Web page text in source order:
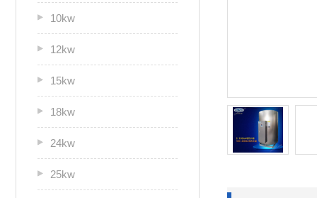
10kw
12kw
15kw
18kw
24kw
25kw